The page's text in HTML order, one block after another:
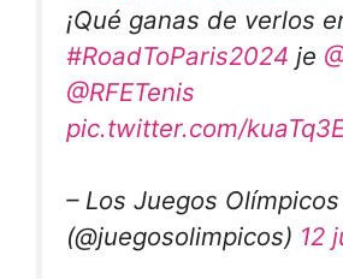
¡Qué ganas de verlos
#RoadToParis2024 je
@RFETenis
pic.twitter.com/
– Los Juegos Olímpicos
(@juegosolimpicos) 12